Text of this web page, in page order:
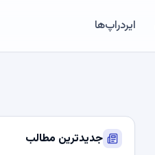
ایردراپ‌ها
جدیدترین مطالب